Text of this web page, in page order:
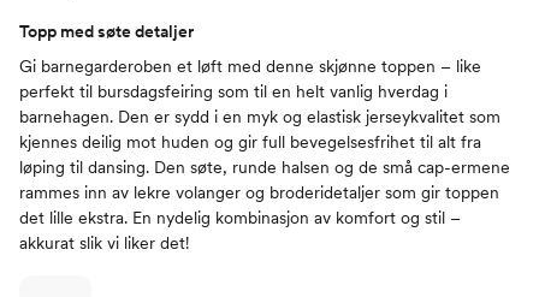
Topp med søte detaljer
Gi barnegarderoben et løft med denne skjønne toppen – like
perfekt til bursdagsfeiring som til en helt vanlig hverdag i
barnehagen. Den er sydd i en myk og elastisk jerseykvalitet som
kjennes deilig mot huden og gir full bevegelsesfrihet til alt fra
løping til dansing. Den søte, runde halsen og de små cap-ermene
rammes inn av lekre volanger og broderidetaljer som gir toppen
det lille ekstra. En nydelig kombinasjon av komfort og stil –
akkurat slik vi liker det!